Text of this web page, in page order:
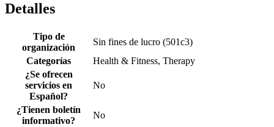
Detalles
Tipo de
organización
Sin fines de lucro (501c3)
Categorías
Health & Fitness, Therapy
¿Se ofrecen
servicios en
Español?
No
¿Tienen boletín
informativo?
No